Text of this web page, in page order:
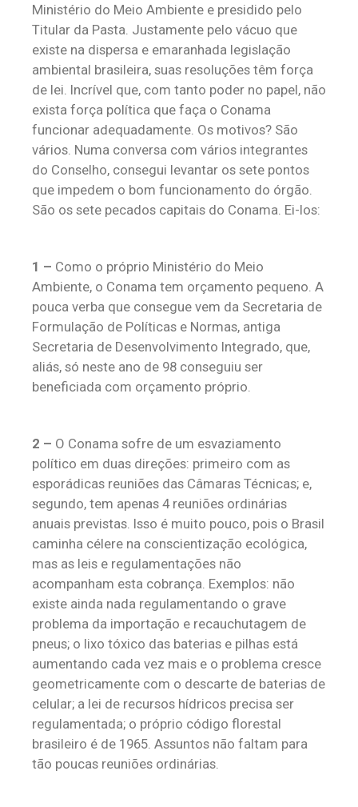
Ministério do Meio Ambiente e presidido pelo
Titular da Pasta. Justamente pelo vácuo que
existe na dispersa e emaranhada legislação
ambiental brasileira, suas resoluções têm força
de lei. Incrível que, com tanto poder no papel, não
exista força política que faça o Conama
funcionar adequadamente. Os motivos? São
vários. Numa conversa com vários integrantes
do Conselho, consegui levantar os sete pontos
que impedem o bom funcionamento do órgão.
São os sete pecados capitais do Conama. Ei-los:
1 – Como o próprio Ministério do Meio
Ambiente, o Conama tem orçamento pequeno. A
pouca verba que consegue vem da Secretaria de
Formulação de Políticas e Normas, antiga
Secretaria de Desenvolvimento Integrado, que,
aliás, só neste ano de 98 conseguiu ser
beneficiada com orçamento próprio.
2 – O Conama sofre de um esvaziamento
político em duas direções: primeiro com as
esporádicas reuniões das Câmaras Técnicas; e,
segundo, tem apenas 4 reuniões ordinárias
anuais previstas. Isso é muito pouco, pois o Brasil
caminha célere na conscientização ecológica,
mas as leis e regulamentações não
acompanham esta cobrança. Exemplos: não
existe ainda nada regulamentando o grave
problema da importação e recauchutagem de
pneus; o lixo tóxico das baterias e pilhas está
aumentando cada vez mais e o problema cresce
geometricamente com o descarte de baterias de
celular; a lei de recursos hídricos precisa ser
regulamentada; o próprio código florestal
brasileiro é de 1965. Assuntos não faltam para
tão poucas reuniões ordinárias.